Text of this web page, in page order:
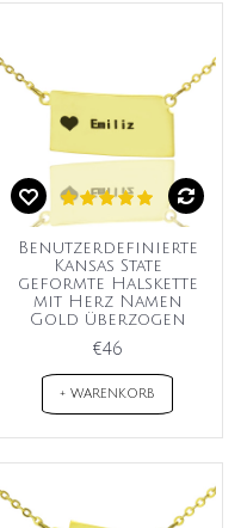
Benutzerdefinierte
Kansas State
geformte Halskette
mit Herz Namen
Gold überzogen
€46
+ WARENKORB